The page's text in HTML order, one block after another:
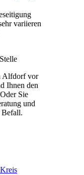
variieren
Alfdorf vor
Ihnen den
Sie
und
Befall.